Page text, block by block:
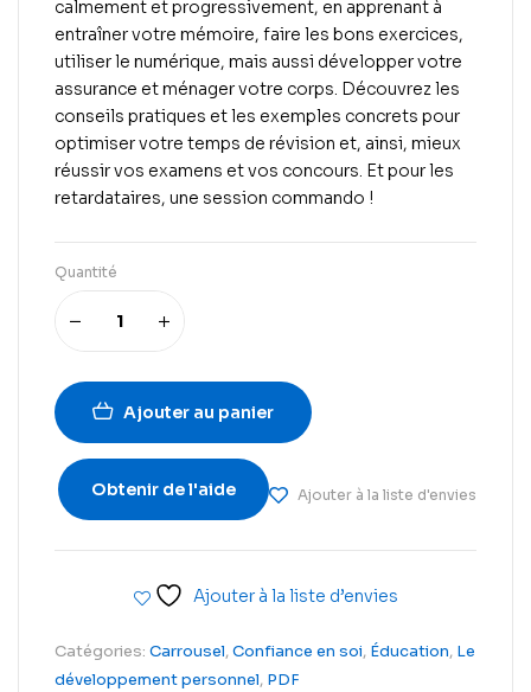
calmement et progressivement, en apprenant à
entraîner votre mémoire, faire les bons exercices,
utiliser le numérique, mais aussi développer votre
assurance et ménager votre corps. Découvrez les
conseils pratiques et les exemples concrets pour
optimiser votre temps de révision et, ainsi, mieux
réussir vos examens et vos concours. Et pour les
retardataires, une session commando !
Quantité
Ajouter au panier
Obtenir de l'aide Ajouter à la liste d'envies
Ajouter à la liste d’envies
Catégories: Carrousel,Confiance en soi, Éducation, Le
développement personnel, PDF